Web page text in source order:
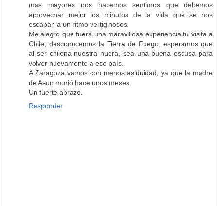
mas mayores nos hacemos sentimos que debemos
aprovechar mejor los minutos de la vida que se nos
escapan a un ritmo vertiginosos.
Me alegro que fuera una maravillosa experiencia tu visita a
Chile, desconocemos la Tierra de Fuego, esperamos que
al ser chilena nuestra nuera, sea una buena escusa para
volver nuevamente a ese país.
A Zaragoza vamos con menos asiduidad, ya que la madre
de Asun murió hace unos meses.
Un fuerte abrazo.
Responder